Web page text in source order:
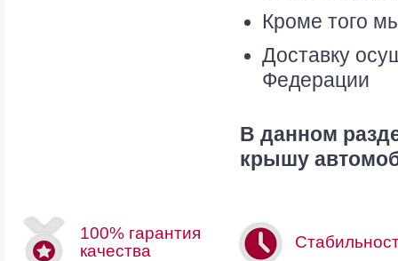
Кроме того
Доставку
Федерации
В данном
крышу
100% гарантия
качества